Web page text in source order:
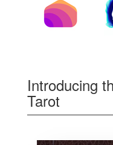
Introducing
Tarot